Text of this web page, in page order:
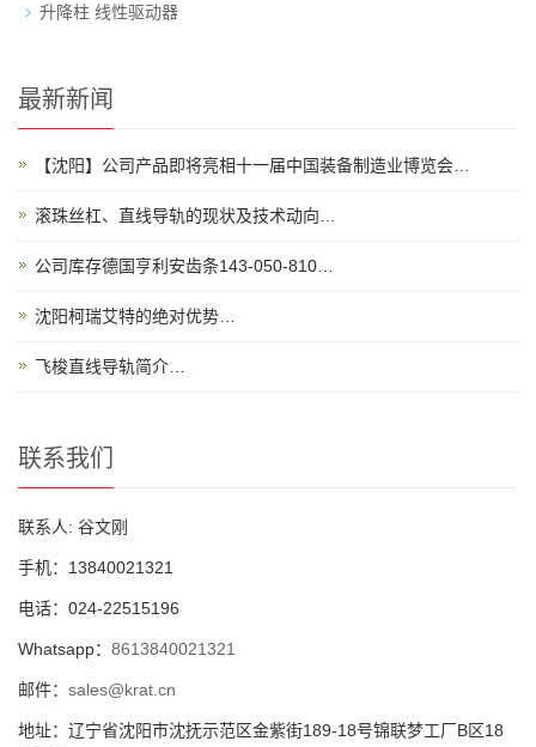
升降柱 线性驱动器
最新新闻
【沈阳】公司产品即将亮相十一届中国装备制造业博览会…
滚珠丝杠、直线导轨的现状及技术动向…
公司库存德国亨利安齿条143-050-810…
沈阳柯瑞艾特的绝对优势…
飞梭直线导轨简介…
联系我们
联系人: 谷文刚
手机：13840021321
电话：024-22515196
Whatsapp： 8613840021321
邮件： sales@krat.cn
地址：辽宁省沈阳市沈抚示范区金紫街189-18号锦联梦工厂B区18